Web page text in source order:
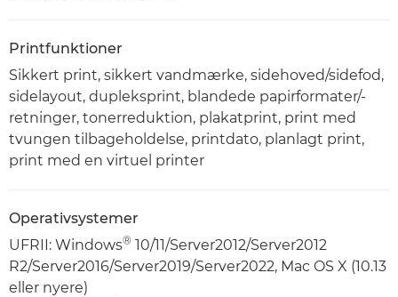
Printfunktioner
Sikkert print, sikkert vandmærke, sidehoved/sidefod,
sidelayout, dupleksprint, blandede papirformater/-
retninger, tonerreduktion, plakatprint, print med
tvungen tilbageholdelse, printdato, planlagt print,
print med en virtuel printer
Operativsystemer
UFRII: Windows® 10/11/Server2012/Server2012
R2/Server2016/Server2019/Server2022, Mac OS X (10.13
eller nyere)